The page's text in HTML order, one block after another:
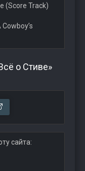
(Score Track)
о Стиве»
сайта: